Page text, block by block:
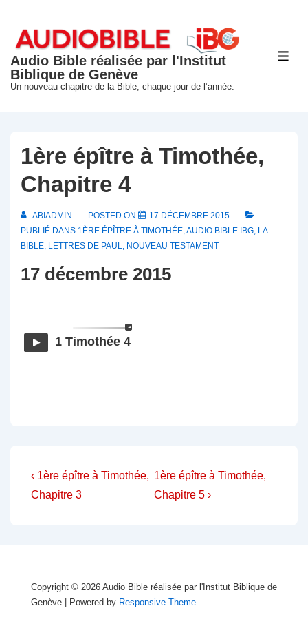
passer
contenu
principal
Audio Bible réalisée par l'Institut
Biblique de Genève
Un nouveau chapitre de la Bible, chaque jour de l’année.
1ère épître à Timothée,
Chapitre 4
ABIADMIN POSTED ON
17 DÉCEMBRE 2015
PUBLIÉ DANS 1ÈRE ÉPÎTRE À TIMOTHÉE,AUDIO BIBLE IBG, LA
BIBLE, LETTRES DE PAUL, NOUVEAU TESTAMENT
17 décembre 2015
1 Timothée 4
Navigation
de
Previous
Post
‹ 1ère épître à Timothée,
Chapitre 3
Next
Post
1ère épître à Timothée,
Chapitre 5 ›
Copyright © 2026 Audio Bible réalisée par l'Institut Biblique de
Genève
| Powered by Responsive Theme